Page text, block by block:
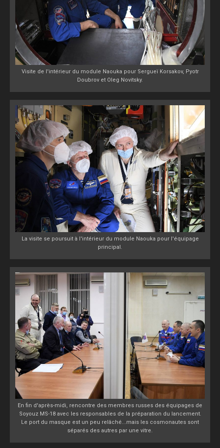
Visite de l'intérieur du module Naouka pour Sergueï Korsakov, Pyotr
Doubrov et Oleg Novitsky.
La visite se poursuit à l'intérieur du module Naouka pour l'équipage
principal.
En fin d'après-midi, rencontre des membres russes des équipages de
Soyouz MS-18 avec les responsables de la préparation du lancement.
Le port du masque est un peu relâché...mais les cosmonautes sont
séparés des autres par une vitre.